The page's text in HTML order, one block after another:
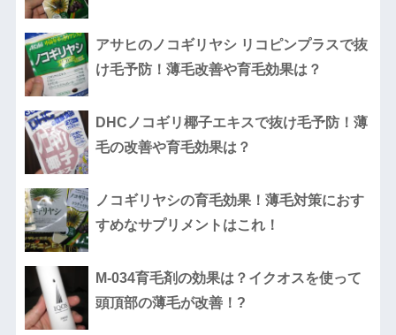
アサヒのノコギリヤシ リコピンプラスで抜
け毛予防！薄毛改善や育毛効果は？
DHCノコギリ椰子エキスで抜け毛予防！薄
毛の改善や育毛効果は？
ノコギリヤシの育毛効果！薄毛対策におす
すめなサプリメントはこれ！
M-034育毛剤の効果は？イクオスを使って
頭頂部の薄毛が改善！?